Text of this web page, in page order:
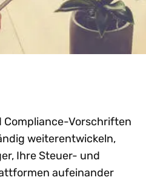
Compliance-Vorschriften
weiterentwickeln,
Ihre Steuer- und
aufeinander